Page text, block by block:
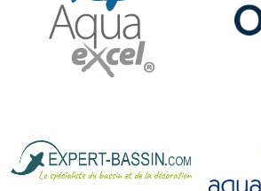
À la différence d'un filtre gravitaire, un
est placé sous le niveau de l'eau, couplé
fonctionnement général est identique.
petits et moyens bassins de jardin.
Le fonctionnement est également le
système de filtration se place au fond
immergés peuvent être munis d'un jet